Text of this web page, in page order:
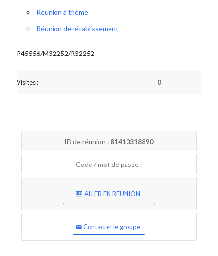
Réunion à thème
Réunion de rétablissement
P45556/M32252/R32252
Visites : 0
ID de réunion : 81410318890
Code / mot de passe :
ALLER EN REUNION
Contacter le groupe